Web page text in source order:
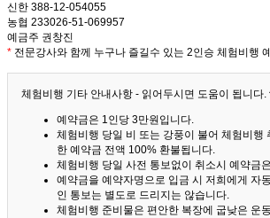
신한 388-12-054055
농협 233026-51-069957
예금주 권창진
* 전문강사와 함께 누구나 즐길수 있는 2인승 체험비행
체험비행 기타 안내사항 - 읽어두시면 도움이 됩니다.
예약금은 1인당 3만원입니다.
체험비행 당일 비 또는 강풍이 불어 체험비행
한 예약금 전액 100% 환불됩니다.
체험비행 당일 사전 통보없이 취소시 예약금
예약금을 예약자명으로 입금 시 저희에게 자
인 통보는 별도로 드리지는 않습니다.
체험비행 준비물은 편안한 복장에 굽낮은 운